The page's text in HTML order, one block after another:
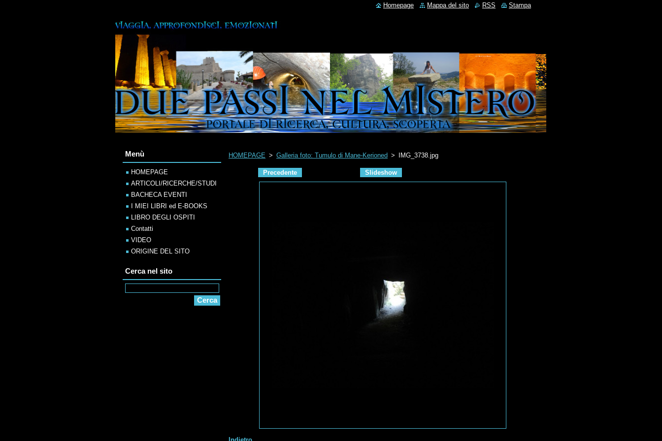
HOMEPAGE > Galleria foto: Tumulo di Mane-Kerioned > IMG_3738.jpg
Precedente Slideshow
Menù
HOMEPAGE
ARTICOLI/RICERCHE/STUDI
BACHECA EVENTI
I MIEI LIBRI ed E-BOOKS
LIBRO DEGLI OSPITI
Contatti
VIDEO
ORIGINE DEL SITO
Cerca nel sito
Homepage Mappa del sito RSS Stampa